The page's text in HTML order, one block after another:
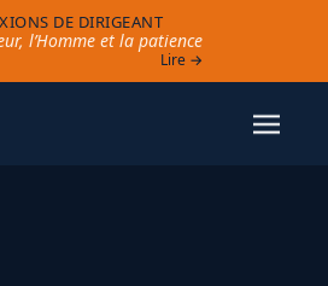
DE DIRIGEANT
l’Homme et la patience
Lire →